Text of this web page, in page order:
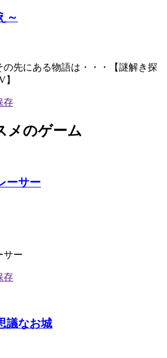
～
の先にある物語は・・・【謎解き探
メのゲーム
ーサー
サー
議なお城